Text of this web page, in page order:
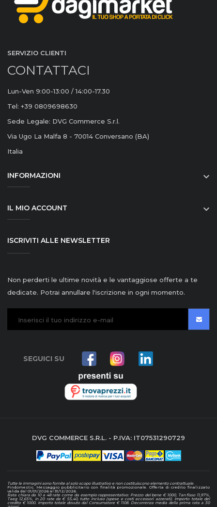
SERVIZIO CLIENTI
CONTATTACI
Lun-Ven 9:00-13:00 / 14:00-17.30
Tel: +39 0809698630
Sede Legale: DVG Commerce S.r.l.
Via Ugo La Malfa 8 - 70014 Conversano (BA)
Italia
INFORMAZIONI 
IL MIO ACCOUNT 
ISCRIVITI ALLE NEWSLETTER
Non perderti le ultime novità e le vantaggiose offerte a te
dedicate. Potrai annullare l'iscrizione in ogni momento.
SEGUICI SU
DVG COMMERCE S.R.L. - P.IVA: IT07531290729
Tutte le immagini sono fornite al solo scopo illustrativo e non costituiscono elemento contrattuale
Findomestic. Messaggio pubblicitario con finalità promozionale. Offerta di credito finalizzato
valida dal 01/01/2026 al 31/12/2026.
Rata chiara da 10 a 48 rate come da esempio rappresentativo: Prezzo del bene € 1000, Tan fisso 11,97%,
Taeg 12,65%, in 20 rate da € 55,40, tutto incluso (spese e costi accessori azzerati). Importo totale del
credito € 1000. Importo totale dovuto dal Consumatore € 1108. Decorrenza media della prima rata a 30